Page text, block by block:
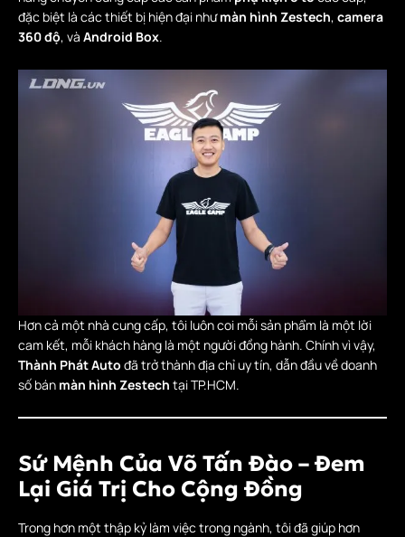
đặc biệt là các thiết bị hiện đại nhưmàn hình Zestech, camera
360 độ, và Android Box.
Hơn cả một nhà cung cấp, tôi luôn coi mỗi sản phẩm là một lời
cam kết, mỗi khách hàng là một người đồng hành. Chính vì vậy,
Thành Phát Auto đã trở thành địa chỉ uy tín, dẫn đầu về doanh
số bán màn hình Zestech tại TP.HCM.
Sứ Mệnh Của Võ Tấn Đào – Đem
Lại Giá Trị Cho Cộng Đồng
Trong hơn một thập kỷ làm việc trong ngành, tôi đã giúp hơn